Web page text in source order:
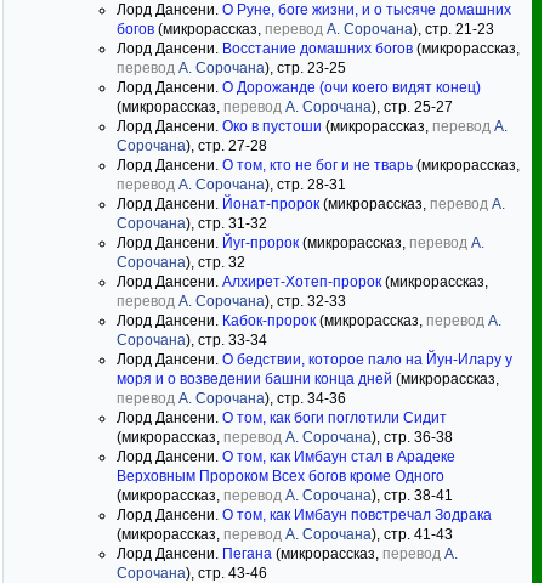
Лорд Дансени. О Руне, боге жизни, и о тысяче домашних
богов (микрорассказ, перевод А. Сорочана), стр. 21-23
Лорд Дансени. Восстание домашних богов (микрорассказ,
перевод А. Сорочана), стр. 23-25
Лорд Дансени. О Дорожанде (очи коего видят конец)
(микрорассказ, перевод А. Сорочана), стр. 25-27
Лорд Дансени. Око в пустоши (микрорассказ, перевод А.
Сорочана), стр. 27-28
Лорд Дансени. О том, кто не бог и не тварь (микрорассказ,
перевод А. Сорочана), стр. 28-31
Лорд Дансени. Йонат-пророк (микрорассказ, перевод А.
Сорочана), стр. 31-32
Лорд Дансени. Йуг-пророк (микрорассказ, перевод А.
Сорочана), стр. 32
Лорд Дансени. Алхирет-Хотеп-пророк (микрорассказ,
перевод А. Сорочана), стр. 32-33
Лорд Дансени. Кабок-пророк (микрорассказ, перевод А.
Сорочана), стр. 33-34
Лорд Дансени. О бедствии, которое пало на Йун-Илару у
моря и о возведении башни конца дней (микрорассказ,
перевод А. Сорочана), стр. 34-36
Лорд Дансени. О том, как боги поглотили Сидит
(микрорассказ, перевод А. Сорочана), стр. 36-38
Лорд Дансени. О том, как Имбаун стал в Арадеке
Верховным Пророком Всех богов кроме Одного
(микрорассказ, перевод А. Сорочана), стр. 38-41
Лорд Дансени. О том, как Имбаун повстречал Зодрака
(микрорассказ, перевод А. Сорочана), стр. 41-43
Лорд Дансени. Пегана (микрорассказ, перевод А.
Сорочана), стр. 43-46